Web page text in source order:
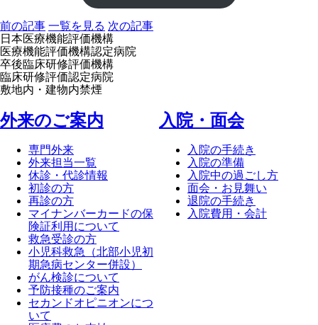
前の記事 一覧を見る 次の記事
日本医療機能評価機構
医療機能評価機構認定病院
卒後臨床研修評価機構
臨床研修評価認定病院
敷地内・建物内禁煙
外来のご案内
専門外来
外来担当一覧
休診・代診情報
初診の方
再診の方
マイナンバーカードの保
険証利用について
救急受診の方
小児科救急（北部小児初
期急病センター併設）
がん検診について
予防接種のご案内
セカンドオピニオンにつ
いて
⼊院・⾯会
入院の手続き
入院の準備
入院中の過ごし方
面会・お見舞い
退院の手続き
入院費用・会計